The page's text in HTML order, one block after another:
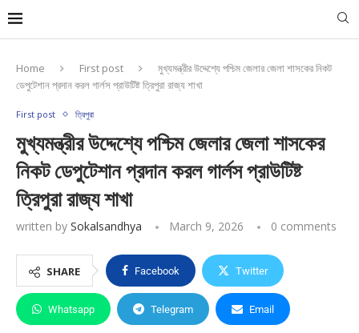
Home First post
মুখ্যমন্ত্রীর উদ্দেশ্যে পশ্চিম জেলার জেলা শাসকের নিকট
ডেপুটেশান প্রদান করল গার্লস প্রাউটিষ্ট ত্রিপুরা রাজ্য শাখা
First post ত্রিপুরা
মুখ্যমন্ত্রীর উদ্দেশ্যে পশ্চিম জেলার জেলা শাসকের
নিকট ডেপুটেশান প্রদান করল গার্লস প্রাউটিষ্ট
ত্রিপুরা রাজ্য শাখা
written by Sokalsandhya March 9, 2026 0 comments
SHARE Facebook Twitter
Whatsapp Telegram Email